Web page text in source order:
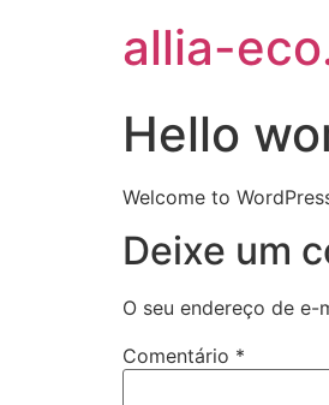
allia-
Hello
Welcome to
Deixe um
O seu endereço de e-
Comentário *